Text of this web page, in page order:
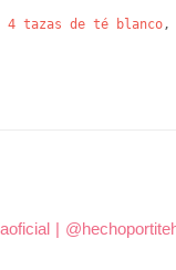
4 tazas de té blanco,
|